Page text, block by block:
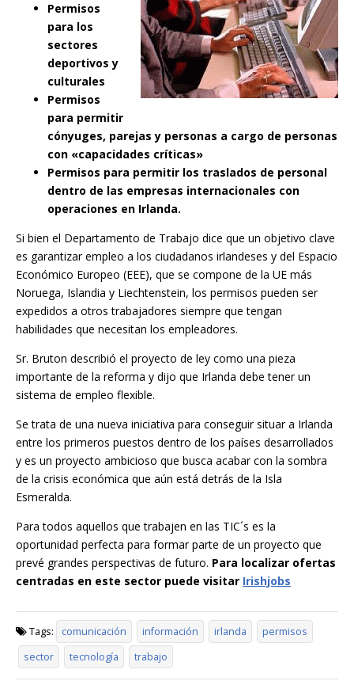
Permisos
para los
sectores
deportivos y
culturales
Permisos
para permitir
cónyuges, parejas y personas a cargo de personas
con «capacidades críticas»
Permisos para permitir los traslados de personal
dentro de las empresas internacionales con
operaciones en Irlanda.
Si bien el Departamento de Trabajo dice que un objetivo clave
es garantizar empleo a los ciudadanos irlandeses y del Espacio
Económico Europeo (EEE), que se compone de la UE más
Noruega, Islandia y Liechtenstein, los permisos pueden ser
expedidos a otros trabajadores siempre que tengan
habilidades que necesitan los empleadores.
Sr. Bruton describió el proyecto de ley como una pieza
importante de la reforma y dijo que Irlanda debe tener un
sistema de empleo flexible.
Se trata de una nueva iniciativa para conseguir situar a Irlanda
entre los primeros puestos dentro de los países desarrollados
y es un proyecto ambicioso que busca acabar con la sombra
de la crisis económica que aún está detrás de la Isla
Esmeralda.
Para todos aquellos que trabajen en las TIC´s es la
oportunidad perfecta para formar parte de un proyecto que
prevé grandes perspectivas de futuro. Para localizar ofertas
centradas en este sector puede visitar Irishjobs
Tags: comunicación información irlanda
permisos
sector
tecnología trabajo